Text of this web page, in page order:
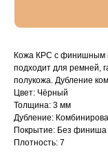
Кожа КРС с финишным
подходит для ремней,
полукожа. Дубление
Цвет: Чёрный
Толщина: 3 мм
Дубление:
Покрытие: Без финиша
Плотность: 7